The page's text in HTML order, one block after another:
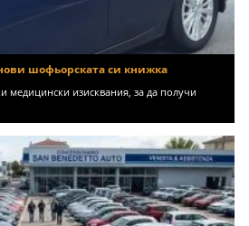
шофьорската си книжка
медицински изисквания, за да получи